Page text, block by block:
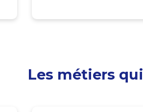
Les métiers qui